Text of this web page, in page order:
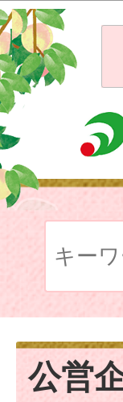
公営